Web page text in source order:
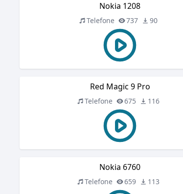
Nokia 1208
Telefone 737 90
Red Magic 9 Pro
Telefone 675 116
Nokia 6760
Telefone 659 113